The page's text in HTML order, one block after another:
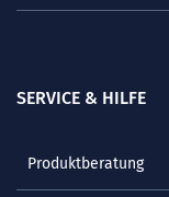
SERVICE & HILFE
Produktberatung